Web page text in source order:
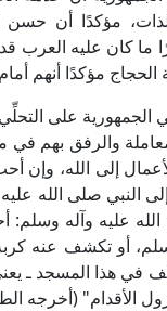
مؤكدًا أن
ما كان عليه العرب
مؤكدًا أنهم
على
والرفق بهم
إلى الله، وإن
النبي صلى الله
عليه وآله وسلم:
أو تكشف عنه
في هذا المسجد ـ
الأقدام" (أخرجه